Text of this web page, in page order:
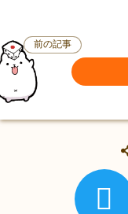
前の記事